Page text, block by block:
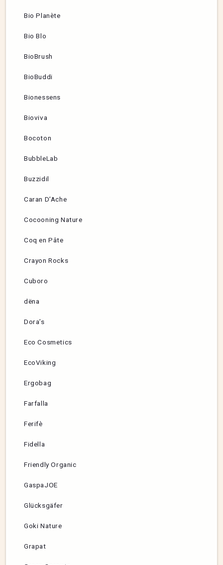
Bio Planète
Bio Blo
BioBrush
BioBuddi
Bionessens
Bioviva
Bocoton
BubbleLab
Buzzidil
Caran D’Ache
Cocooning Nature
Coq en Pâte
Crayon Rocks
Cuboro
dëna
Dora’s
Eco Cosmetics
EcoViking
Ergobag
Farfalla
Ferifè
Fidella
Friendly Organic
GaspaJOE
Glücksgäfer
Goki Nature
Grapat